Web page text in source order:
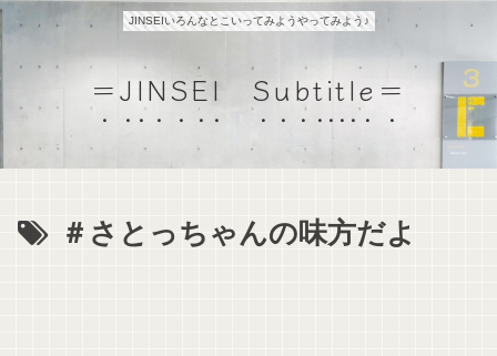
JINSEIいろんなとこいってみようやってみよう♪
＝JINSEI Subtitle＝
＃さとっちゃんの味方だよ